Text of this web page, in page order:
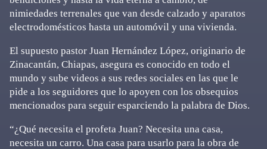
nimiedades terrenales que van desde calzado y aparatos
electrodomésticos hasta un automóvil y una vivienda.
El supuesto pastor Juan Hernández López, originario de
Zinacantán, Chiapas, asegura es conocido en todo el
mundo y sube videos a sus redes sociales en las que le
pide a los seguidores que lo apoyen con los obsequios
mencionados para seguir esparciendo la palabra de Dios.
“¿Qué necesita el profeta Juan? Necesita una casa,
necesita un carro. Una casa para usarlo para la obra de